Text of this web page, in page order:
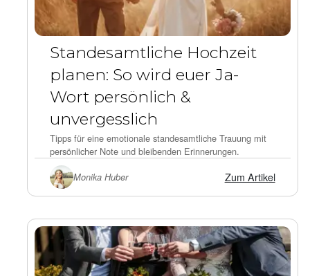
Standesamtliche Hochzeit
planen: So wird euer Ja-
Wort persönlich &
unvergesslich
Tipps für eine emotionale standesamtliche Trauung mit
persönlicher Note und bleibenden Erinnerungen.
Monika Huber Zum Artikel